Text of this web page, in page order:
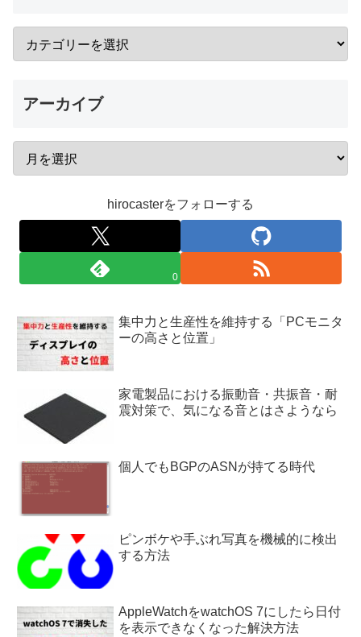
アーカイブ
hirocasterをフォローする
0
集中力と生産性を維持する「PCモニタ
ーの高さと位置」
家電製品における振動音・共振音・耐
震対策で、気になる音とはさようなら
個人でもBGPのASNが持てる時代
ピンボケや手ぶれ写真を機械的に検出
する方法
AppleWatchをwatchOS 7にしたら日付
を表示できなくなった解決方法